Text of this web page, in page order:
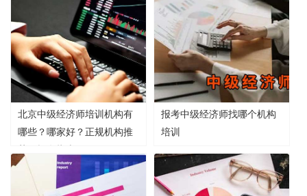
北京中级经济师培训机构有
哪些？哪家好？正规机构推
报考中级经济师找哪个机构
培训